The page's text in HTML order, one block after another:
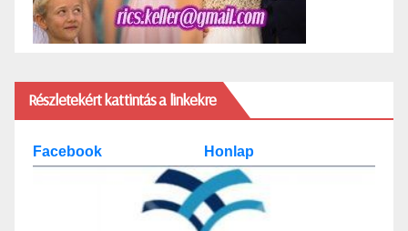
Részletekért kattintás a linkekre
Facebook Honlap